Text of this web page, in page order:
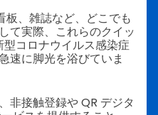
板、雑誌など、どこでも
て実際、これらのクイッ
コロナウイルス感染症
速に脚光を浴びていま
非接触登録や QR デジタ